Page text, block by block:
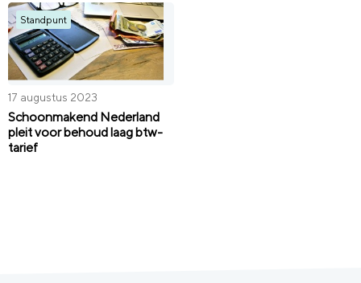
Standpunt
17 augustus 2023
Schoonmakend Nederland
pleit voor behoud laag btw-
tarief